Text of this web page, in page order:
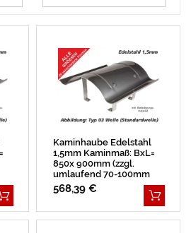
Kaminhaube Edelstahl
1,5mm Kaminmaß: BxL=
850x 900mm (zzgl.
umlaufend 70-100mm
Überstand)
568,39 €